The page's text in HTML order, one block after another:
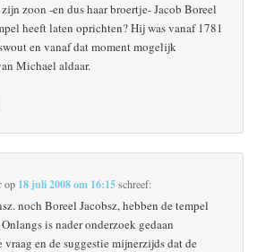
zoon -en dus haar broertje- Jacob Boreel
heeft laten oprichten? Hij was vanaf 1781
en vanaf dat moment mogelijk
Michael aldaar.
op 18 juli 2008 om 16:15schreef:
noch Boreel Jacobsz, hebben de tempel
is nader onderzoek gedaan
vraag en de suggestie mijnerzijds dat de